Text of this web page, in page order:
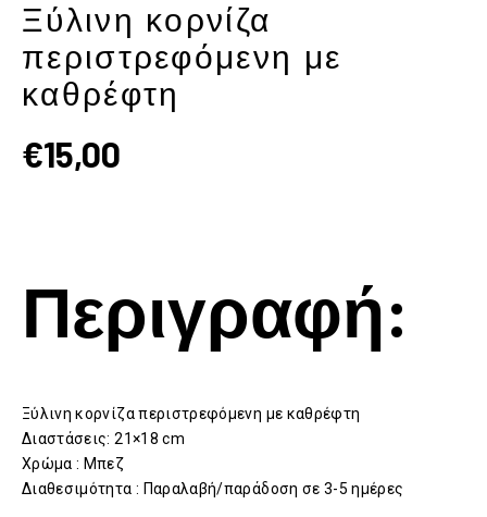
Ξύλινη κορνίζα
περιστρεφόμενη με
καθρέφτη
€15,00
Περιγραφή:
Ξύλινη κορνίζα περιστρεφόμενη με καθρέφτη
Διαστάσεις: 21×18 cm
Χρώμα : Μπεζ
Διαθεσιμότητα : Παραλαβή/παράδοση σε 3-5 ημέρες